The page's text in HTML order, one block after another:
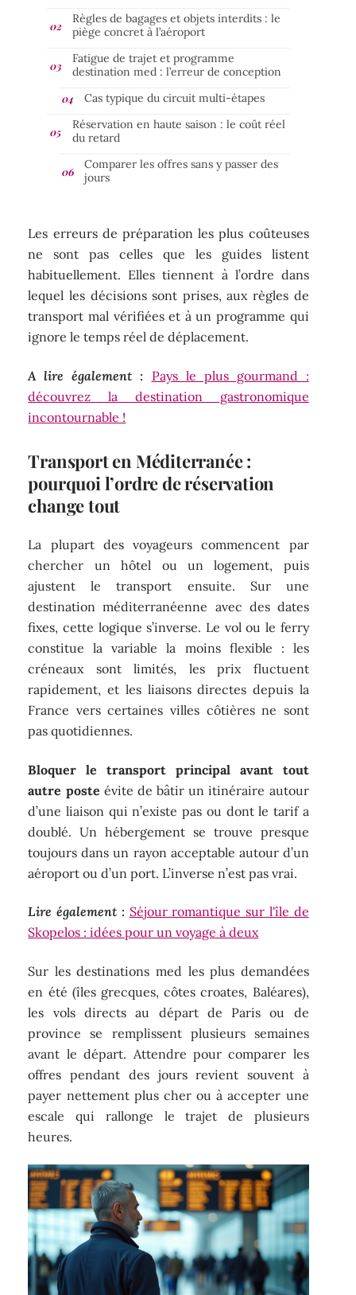
Règles de bagages et objets interdits : le
piège concret à l’aéroport
Fatigue de trajet et programme
destination med : l’erreur de conception
Cas typique du circuit multi-étapes
Réservation en haute saison : le coût réel
du retard
Comparer les offres sans y passer des
jours
Les erreurs de préparation les plus coûteuses
ne sont pas celles que les guides listent
habituellement. Elles tiennent à l’ordre dans
lequel les décisions sont prises, aux règles de
transport mal vérifiées et à un programme qui
ignore le temps réel de déplacement.
A lire également :
Pays le plus gourmand :
découvrez la destination gastronomique
incontournable !
Transport en Méditerranée :
pourquoi l’ordre de réservation
change tout
La plupart des voyageurs commencent par
chercher un hôtel ou un logement, puis
ajustent le transport ensuite. Sur une
destination méditerranéenne avec des dates
fixes, cette logique s’inverse. Le vol ou le ferry
constitue la variable la moins flexible : les
créneaux sont limités, les prix fluctuent
rapidement, et les liaisons directes depuis la
France vers certaines villes côtières ne sont
pas quotidiennes.
Bloquer le transport principal avant tout
autre poste évite de bâtir un itinéraire autour
d’une liaison qui n’existe pas ou dont le tarif a
doublé. Un hébergement se trouve presque
toujours dans un rayon acceptable autour d’un
aéroport ou d’un port. L’inverse n’est pas vrai.
Lire également : Séjour romantique sur l'île de
Skopelos : idées pour un voyage à deux
Sur les destinations med les plus demandées
en été (îles grecques, côtes croates, Baléares),
les vols directs au départ de Paris ou de
province se remplissent plusieurs semaines
avant le départ. Attendre pour comparer les
offres pendant des jours revient souvent à
payer nettement plus cher ou à accepter une
escale qui rallonge le trajet de plusieurs
heures.